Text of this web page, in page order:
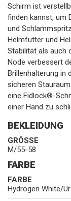
Schirm ist
finden kannst, um
und
Helmfutter und
Stabilität als auch
Node verbessert
Brillenhalterung in
sicheren
eine Fidlock®-
einer Hand zu
BEKLEIDUNG
GRÖSSE
M/55-58
FARBE
FARBE
Hydrogen White/